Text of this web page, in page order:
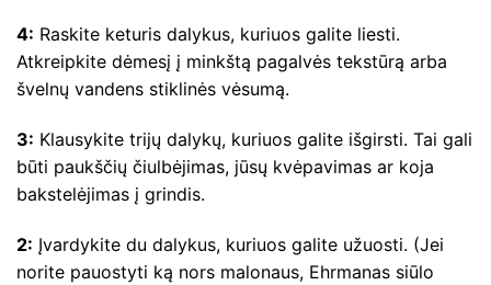
4: Raskite keturis dalykus, kuriuos galite liesti.
Atkreipkite dėmesį į minkštą pagalvės tekstūrą arba
švelnų vandens stiklinės vėsumą.
3: Klausykite trijų dalykų, kuriuos galite išgirsti. Tai gali
būti paukščių čiulbėjimas, jūsų kvėpavimas ar koja
bakstelėjimas į grindis.
2: Įvardykite du dalykus, kuriuos galite užuosti. (Jei
norite pauostyti ką nors malonaus, Ehrmanas siūlo